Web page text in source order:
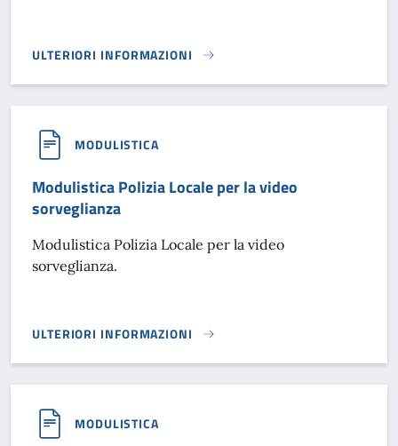
ULTERIORI INFORMAZIONI
MODULISTICA UFFICIO DEMOGRAFICO}
MODULISTICA
Modulistica Polizia Locale per la video
sorveglianza
Modulistica Polizia Locale per la video
sorveglianza.
ULTERIORI INFORMAZIONI
MODULISTICA POLIZIA LOCALE PER LA VIDEO
MODULISTICA